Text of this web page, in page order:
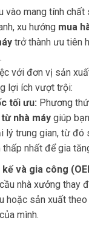
vào mang tính
xu hướng mua
trở thành ưu tiên
với đơn vị sản
lợi ích vượt trội:
tối ưu: Phương
nhà máygiúp
lý trung gian, từ đó
nhất để gia
và gia công
nhà xưởng thay
hoặc sản xuất
mình.